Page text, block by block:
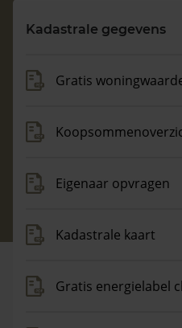
Maandag t/m vrijdag -
Kadastrale gegevens
Gratis
Eigenaar opvragen
Kadastrale kaart
Gratis energielabel